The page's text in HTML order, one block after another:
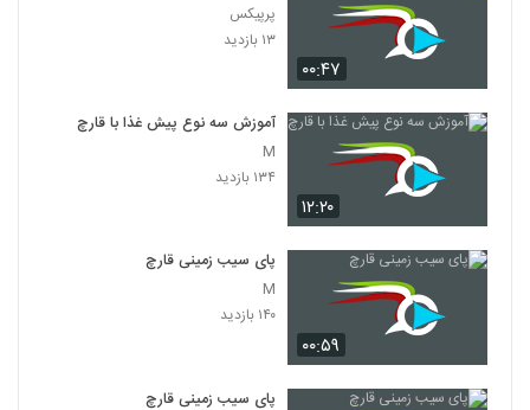
۰۰:۴۷
پرپیکس
۱۳ بازدید
۱۲:۲۰
آموزش سه نوع پیش غذا با قارچ
M
۱۳۴ بازدید
۰۰:۵۹
پای سیب زمینی قارچ
M
۱۴۰ بازدید
پای سیب زمینی قارچ